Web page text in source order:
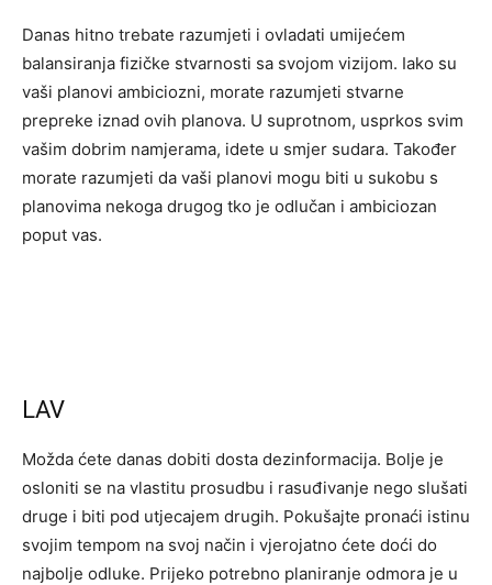
Danas hitno trebate razumjeti i ovladati umijećem
balansiranja fizičke stvarnosti sa svojom vizijom. Iako su
vaši planovi ambiciozni, morate razumjeti stvarne
prepreke iznad ovih planova. U suprotnom, usprkos svim
vašim dobrim namjerama, idete u smjer sudara. Također
morate razumjeti da vaši planovi mogu biti u sukobu s
planovima nekoga drugog tko je odlučan i ambiciozan
poput vas.
LAV
Možda ćete danas dobiti dosta dezinformacija. Bolje je
osloniti se na vlastitu prosudbu i rasuđivanje nego slušati
druge i biti pod utjecajem drugih. Pokušajte pronaći istinu
svojim tempom na svoj način i vjerojatno ćete doći do
najbolje odluke. Prijeko potrebno planiranje odmora je u